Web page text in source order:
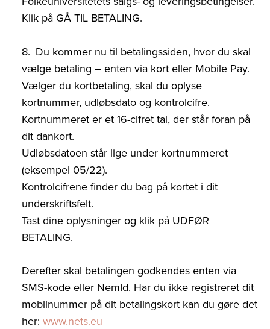
Klik på GÅ TIL BETALING.
Du kommer nu til betalingssiden, hvor du skal
vælge betaling – enten via kort eller Mobile Pay.
Vælger du kortbetaling, skal du oplyse
kortnummer, udløbsdato og kontrolcifre.
Kortnummeret er et 16-cifret tal, der står foran på
dit dankort.
Udløbsdatoen står lige under kortnummeret
(eksempel 05/22).
Kontrolcifrene finder du bag på kortet i dit
underskriftsfelt.
Tast dine oplysninger og klik på UDFØR
BETALING.
Derefter skal betalingen godkendes enten via
SMS-kode eller NemId. Har du ikke registreret dit
mobilnummer på dit betalingskort kan du gøre det
her: www.nets.eu